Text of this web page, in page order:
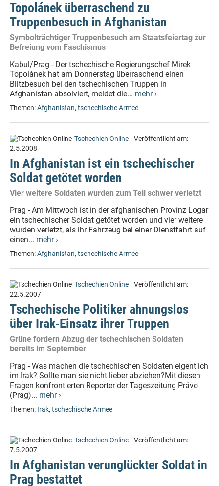
Topolánek überraschend zu
Truppenbesuch in Afghanistan
Symbolträchtiger Truppenbesuch am Staatsfeiertag zur
Befreiung vom Faschismus
Kabul/Prag - Der tschechische Regierungschef Mirek
Topolánek hat am Donnerstag überraschend einen
Blitzbesuch bei den tschechischen Truppen in
Afghanistan absolviert, meldet die... mehr ›
Themen:Afghanistan, tschechische Armee
Tschechien Online | Veröffentlicht am:
2.5.2008
In Afghanistan ist ein tschechischer
Soldat getötet worden
Vier weitere Soldaten wurden zum Teil schwer verletzt
Prag - Am Mittwoch ist in der afghanischen Provinz Logar
ein tschechischer Soldat getötet worden und vier weitere
wurden verletzt, als ihr Fahrzeug bei einer Dienstfahrt auf
einen... mehr ›
Themen:Afghanistan, tschechische Armee
Tschechien Online | Veröffentlicht am:
22.5.2007
Tschechische Politiker ahnungslos
über Irak-Einsatz ihrer Truppen
Grüne fordern Abzug der tschechischen Soldaten
bereits im September
Prag - Was machen die tschechischen Soldaten eigentlich
im Irak? Sollte man sie nicht lieber abziehen?Mit diesen
Fragen konfrontierten Reporter der Tageszeitung Právo
(Prag)... mehr ›
Themen: Irak, tschechische Armee
Tschechien Online | Veröffentlicht am:
7.5.2007
In Afghanistan verunglückter Soldat in
Prag bestattet